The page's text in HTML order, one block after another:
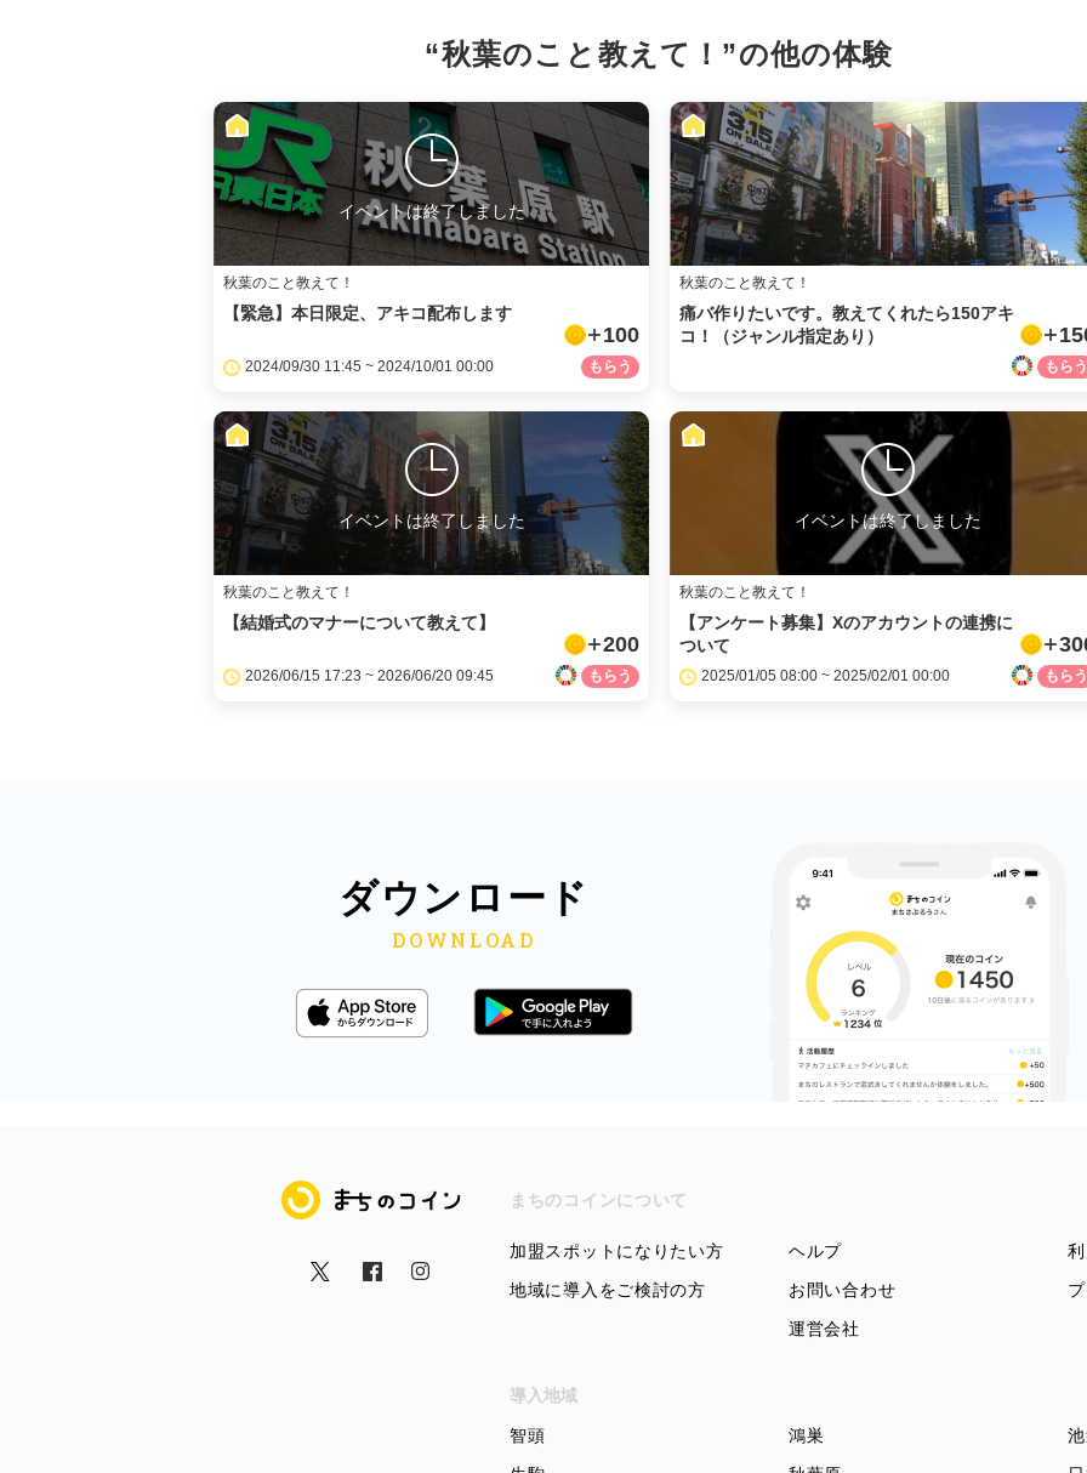
メール
URLをコピー
“秋葉のこと教えて！”の他の体験
イベントは終了しました
秋葉のこと教えて！
【緊急】本日限定、アキコ配布します
100
2024/09/30 11:45 ~ 2024/10/01 00:00
秋葉のこと教えて！
痛バ作りたいです。教えてくれたら150アキ
コ！（ジャンル指定あり）
イベントは終了しました
秋葉のこと教えて！
【結婚式のマナーについて教えて】
200
2026/06/15 17:23 ~ 2026/06/20 09:45
イベントは終了しました
秋葉のこと教えて！
【アンケート募集】Xのアカウントの連携に
ついて
2025/01/05 08:00 ~ 2025/02/01 00:00
ダウンロード
まちのコイン まちのコインについて
加盟スポットになりたい方
地域に導入をご検討の方
ヘルプ
お問い合わせ
運営会社
導入地域
智頭 鴻巣